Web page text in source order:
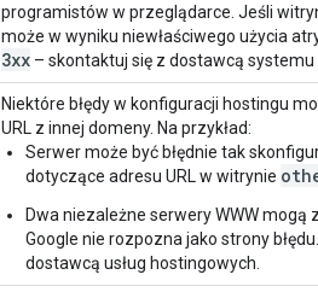
programistów w przeglądarce. Jeśli
może w wyniku niewłaściwego użycia
3xx – skontaktuj się z dostawcą systemu
Niektóre błędy w konfiguracji hostingu
URL z innej domeny. Na przykład:
Serwer może być błędnie tak
dotyczące adresu URL w witrynie
Dwa niezależne serwery WWW mogą
Google nie rozpozna jako strony
dostawcą usług hostingowych.